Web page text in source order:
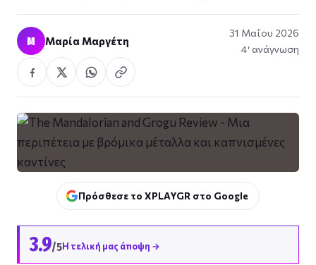
Μ Μαρία Μαργέτη
31 Μαΐου 2026
4′ ανάγνωση
Πρόσθεσε το XPLAYGR στο Google
3.9/5Η τελική μας άποψη →